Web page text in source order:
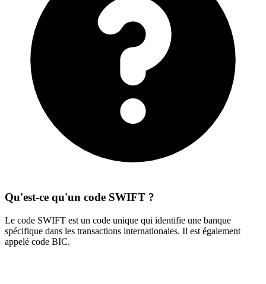
Qu'est-ce qu'un code SWIFT ?
Le code SWIFT est un code unique qui identifie une banque
spécifique dans les transactions internationales. Il est également
appelé code BIC.